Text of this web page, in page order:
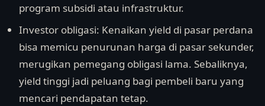
program subsidi atau infrastruktur.
Investor obligasi: Kenaikan yield di pasar perdana
bisa memicu penurunan harga di pasar sekunder,
merugikan pemegang obligasi lama. Sebaliknya,
yield tinggi jadi peluang bagi pembeli baru yang
mencari pendapatan tetap.